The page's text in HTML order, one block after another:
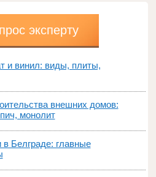
эксперту
и винил: виды, плиты,
внешних домов:
монолит
Белграде: главные